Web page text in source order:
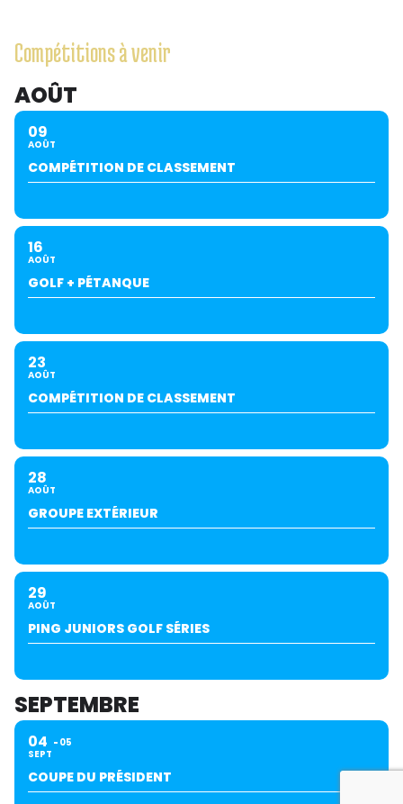
Compétitions à venir
AOÛT
09
AOÛT
COMPÉTITION DE CLASSEMENT
16
AOÛT
GOLF + PÉTANQUE
23
AOÛT
COMPÉTITION DE CLASSEMENT
28
AOÛT
GROUPE EXTÉRIEUR
29
AOÛT
PING JUNIORS GOLF SÉRIES
SEPTEMBRE
04
SEPT
05
COUPE DU PRÉSIDENT